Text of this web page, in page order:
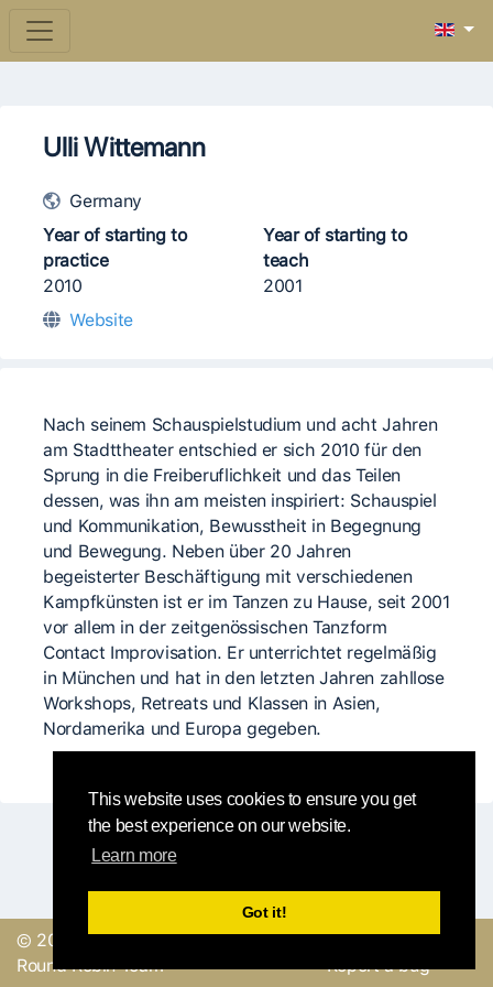
This website uses cookies to ensure you get
the best experience on our website.
Learn more
Got it!
Ulli Wittemann
Germany
Year of starting to
practice
2010
Year of starting to
teach
2001
Website
Nach seinem Schauspielstudium und acht Jahren
am Stadttheater entschied er sich 2010 für den
Sprung in die Freiberuflichkeit und das Teilen
dessen, was ihn am meisten inspiriert: Schauspiel
und Kommunikation, Bewusstheit in Begegnung
und Bewegung. Neben über 20 Jahren
begeisterter Beschäftigung mit verschiedenen
Kampfkünsten ist er im Tanzen zu Hause, seit 2001
vor allem in der zeitgenössischen Tanzform
Contact Improvisation. Er unterrichtet regelmäßig
in München und hat in den letzten Jahren zahllose
Workshops, Retreats und Klassen in Asien,
Nordamerika und Europa gegeben.
© 2019, made with
by
Round Robin Team
Send a feedback or
Report a bug